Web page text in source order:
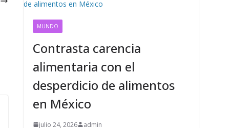
MUNDO
Contrasta carencia
alimentaria con el
desperdicio de alimentos
en México
julio 24, 2026 admin